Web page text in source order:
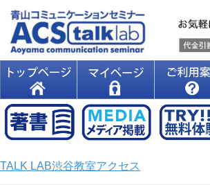
TALK LAB渋谷教室アクセス